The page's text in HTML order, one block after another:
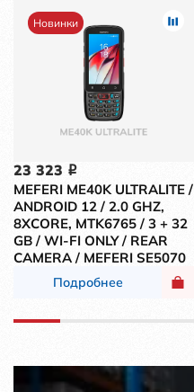
Новинки
23 323 i
MEFERI ME40K ULTRALITE /
ANDROID 12 / 2.0 GHZ,
8XCORE, MTK6765 / 3 + 32
GB / WI-FI ONLY / REAR
CAMERA / MEFERI SE5070
Подробнее